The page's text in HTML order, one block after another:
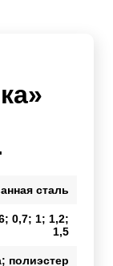
сталь
0,7; 1; 1,2;
1,5
полиэстер